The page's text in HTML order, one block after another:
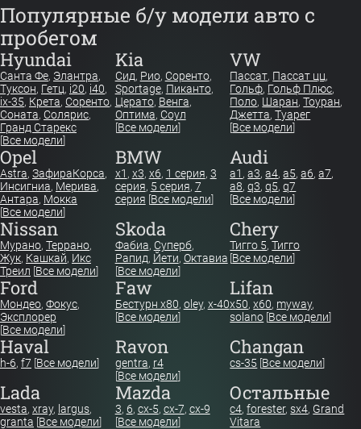
Популярные б/у модели авто с
пробегом
Hyundai
Санта Фе, Элантра,
Туксон, Гетц, i20, i40,
ix-35, Крета, Соренто,
Соната, Солярис,
Гранд Старекс
[Все модели]
Kia
Сид, Рио, Соренто,
Sportage, Пиканто,
Церато, Венга,
Оптима, Соул
[Все модели]
VW
Пассат, Пассат цц,
Гольф, Гольф Плюс,
Поло, Шаран,Тоуран,
Джетта,Туарег
[Все модели]
Opel
Astra, ЗафираКорса,
Инсигниа, Мерива,
Антара, Мокка
[Все модели]
BMW
x1 , x3, x6, 1 серия, 3
серия, 5 серия, 7
серия [Все модели]
Audi
a1 ,a3,a4,a5,a6,a7,
a8,q3,q5,q7
[Все модели]
Nissan
Мурано, Террано,
Жук, Кашкай, Икс
Треил [Все модели]
Skoda
Фабиа, Суперб,
Рапид, Йети, Октавиа
[Все модели]
Chery
Тигго 5,Тигго
[Все модели]
Ford
Мондео, Фокус,
Эксплорер
[Все модели]
Faw
Бестурн х80, oley, x-40
[Все модели]
Lifan
x50,x60, myway,
solano [Все модели]
Haval
h-6, f7 [Все модели]
Ravon
gentra, r4
[Все модели]
Changan
cs-35 [Все модели]
Lada
vesta, xray, largus,
granta [Все модели]
Mazda
3, 6, cx-5, cx-7, cx-9
[Все модели]
Остальные
c4,forester,sx4, Grand
Vitara